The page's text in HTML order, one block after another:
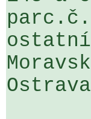
Ostrava